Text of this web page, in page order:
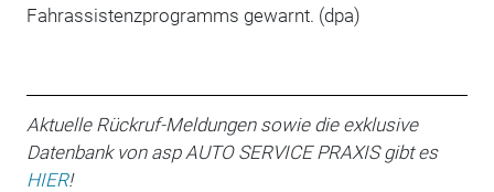
Fahrassistenzprogramms gewarnt. (dpa)
Aktuelle Rückruf-Meldungen sowie die exklusive
Datenbank von asp AUTO SERVICE PRAXIS gibt es
HIER!